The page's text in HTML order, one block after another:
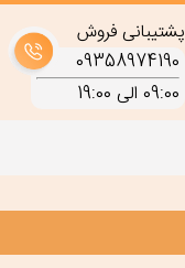
پشتیبانی فروش
09358974190
09:00 الی 19:00